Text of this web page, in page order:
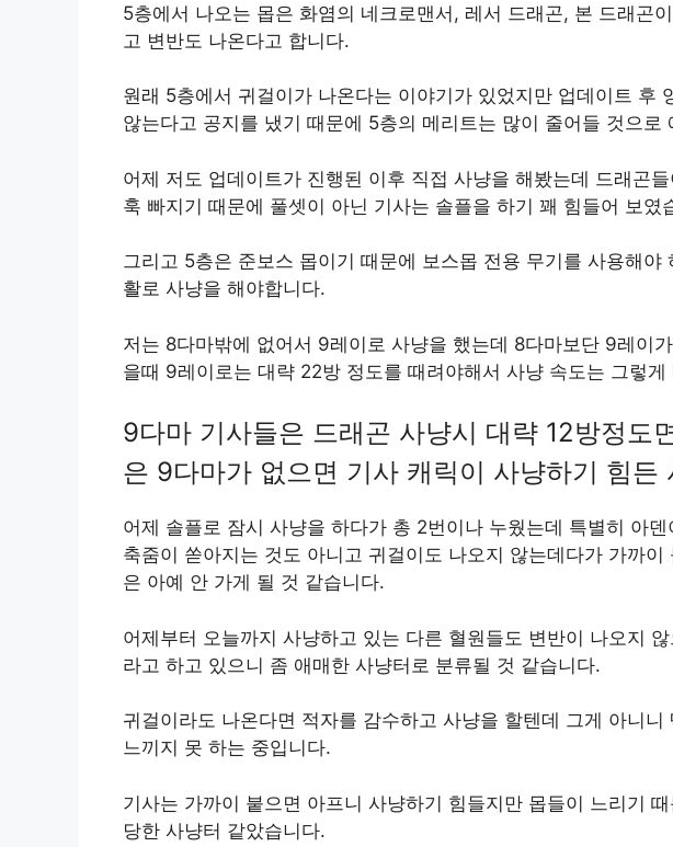
5층에서 나오는 몹은 화염의 네크로맨서, 레서 드래곤, 본 드래곤
고 변반도 나온다고 합니다.
원래 5층에서 귀걸이가 나온다는 이야기가 있었지만 업데이트 후
않는다고 공지를 냈기 때문에 5층의 메리트는 많이 줄어들 것으로
어제 저도 업데이트가 진행된 이후 직접 사냥을 해봤는데 드래곤
훅 빠지기 때문에 풀셋이 아닌 기사는 솔플을 하기 꽤 힘들어 보였
그리고 5층은 준보스 몹이기 때문에 보스몹 전용 무기를 사용해야
활로 사냥을 해야합니다.
저는 8다마밖에 없어서 9레이로 사냥을 했는데 8다마보단 9레이
을때 9레이로는 대략 22방 정도를 때려야해서 사냥 속도는 그렇게
9다마 기사들은 드래곤 사냥시 대략 12방정도
은 9다마가 없으면 기사 캐릭이 사냥하기 힘든
어제 솔플로 잠시 사냥을 하다가 총 2번이나 누웠는데 특별히 아
축줌이 쏟아지는 것도 아니고 귀걸이도 나오지 않는데다가 가까
은 아예 안 가게 될 것 같습니다.
어제부터 오늘까지 사냥하고 있는 다른 혈원들도 변반이 나오지
라고 하고 있으니 좀 애매한 사냥터로 분류될 것 같습니다.
귀걸이라도 나온다면 적자를 감수하고 사냥을 할텐데 그게 아니
느끼지 못 하는 중입니다.
기사는 가까이 붙으면 아프니 사냥하기 힘들지만 몹들이 느리기
당한 사냥터 같았습니다.